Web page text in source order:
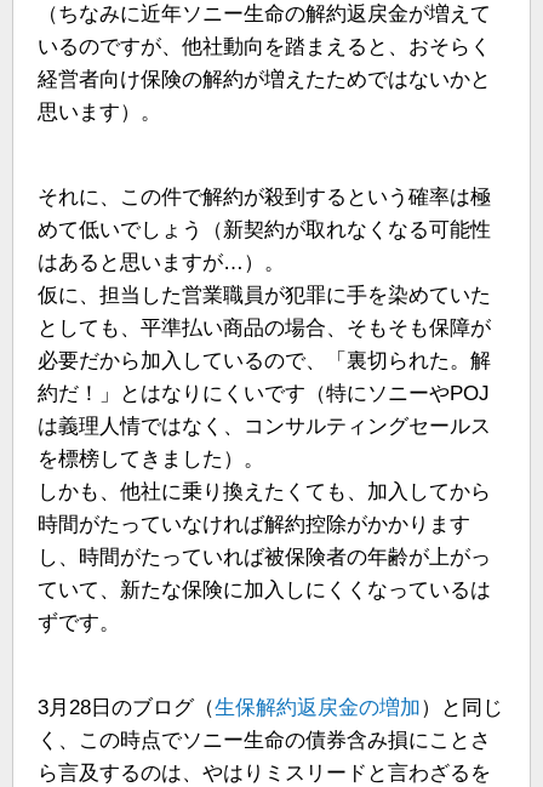
（ちなみに近年ソニー生命の解約返戻金が増えて
いるのですが、他社動向を踏まえると、おそらく
経営者向け保険の解約が増えたためではないかと
思います）。
それに、この件で解約が殺到するという確率は極
めて低いでしょう（新契約が取れなくなる可能性
はあると思いますが…）。
仮に、担当した営業職員が犯罪に手を染めていた
としても、平準払い商品の場合、そもそも保障が
必要だから加入しているので、「裏切られた。解
約だ！」とはなりにくいです（特にソニーやPOJ
は義理人情ではなく、コンサルティングセールス
を標榜してきました）。
しかも、他社に乗り換えたくても、加入してから
時間がたっていなければ解約控除がかかります
し、時間がたっていれば被保険者の年齢が上がっ
ていて、新たな保険に加入しにくくなっているは
ずです。
3月28日のブログ（生保解約返戻金の増加）と同じ
く、この時点でソニー生命の債券含み損にことさ
ら言及するのは、やはりミスリードと言わざるを